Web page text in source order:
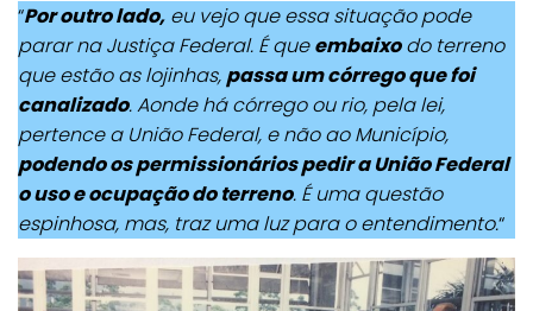
“Por outro lado, eu vejo que essa situação pode
parar na Justiça Federal. É queembaixodo terreno
que estão as lojinhas,passa um córrego que foi
canalizado. Aonde há córrego ou rio, pela lei,
pertence a União Federal, e não ao Município,
podendo os permissionários pedir a União Federal
o uso e ocupação do terreno. É uma questão
espinhosa, mas, traz uma luz para o entendimento.“